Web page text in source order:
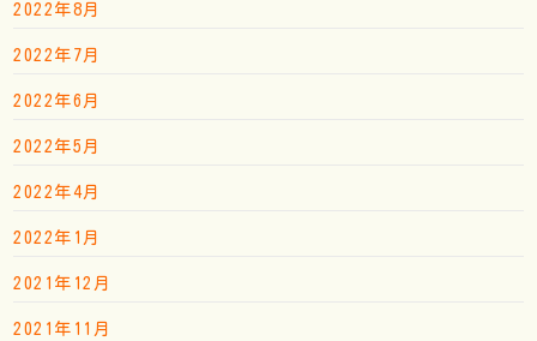
2022年8月
2022年7月
2022年6月
2022年5月
2022年4月
2022年1月
2021年12月
2021年11月